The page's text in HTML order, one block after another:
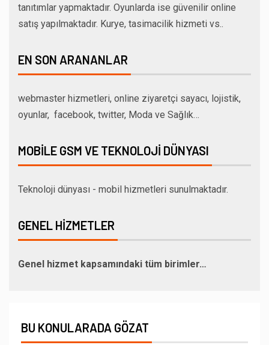
tanıtımlar yapmaktadır. Oyunlarda ise güvenilir online
satış yapılmaktadır. Kurye, tasimacilik hizmeti vs..
EN SON ARANANLAR
webmaster hizmetleri, online ziyaretçi sayacı, lojistik,
oyunlar, facebook, twitter, Moda ve Sağlık…
MOBILE GSM VE TEKNOLOJI DÜNYASI
Teknoloji dünyası - mobil hizmetleri sunulmaktadır.
GENEL HIZMETLER
Genel hizmet kapsamındaki tüm birimler…
BU KONULARADA GÖZAT